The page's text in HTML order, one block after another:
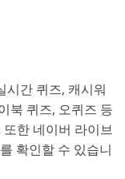
시간 퀴즈, 캐시워
북 퀴즈, 오퀴즈 등
한 네이버 라이브
확인할 수 있습니